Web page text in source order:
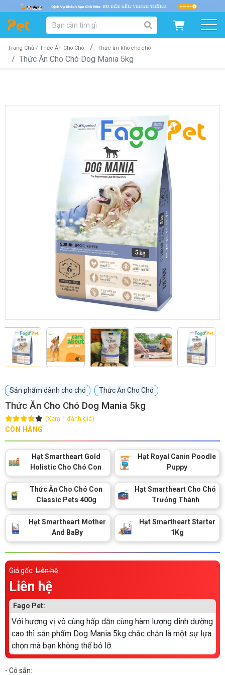
DANH MỤC SẢN PHẨM
SẢN PHẨM DÀNH CHO MÈO SẢN PHẨM DÀNH CHO CHÓ
Khách sạn chó mèo Spa chó mèo
Dịch vụ cắt tỉa lông chó
mèo
Dịch vụ huấn luyện chó
Dịch vụ mua bán chó
mèo
Dịch vụ phối giống chó
mèo
TIN TỨC
Thông tin về khách sạn,
spa cho thú cưng
Thông tin về chó
Thông tin về mèo
CHÍNH SÁCH
Chính sách mua hàng Chính sách vận chuyển
LIÊN HỆ
TỔNG ĐÀI TƯ VẤN
0929894774
Trang Chủ / Thức Ăn Cho Chó Thức ăn khô cho chó
Thức Ăn Cho Chó Dog Mania 5kg
Sản phẩm dành cho chó Thức Ăn Cho Chó
Thức Ăn Cho Chó Dog Mania 5kg
(Xem 1 đánh giá)
CÒN HÀNG
Hạt Smartheart Gold
Holistic Cho Chó Con
Hạt Royal Canin Poodle
Puppy
Thức Ăn Cho Chó Con
Classic Pets 400g
Hạt Smartheart Cho Chó
Trưởng Thành
Hạt Smartheart Mother
And BaBy
Hạt Smartheart Starter
1Kg
Giá gốc: Liên hệ
Liên hệ
Fago Pet:
Với hương vị vô cùng hấp dẫn cùng hàm lượng dinh dưỡng
cao thì sản phẩm Dog Mania 5kg chắc chắn là một sự lựa
chọn mà bạn không thể bỏ lỡ.
- Có sẵn: